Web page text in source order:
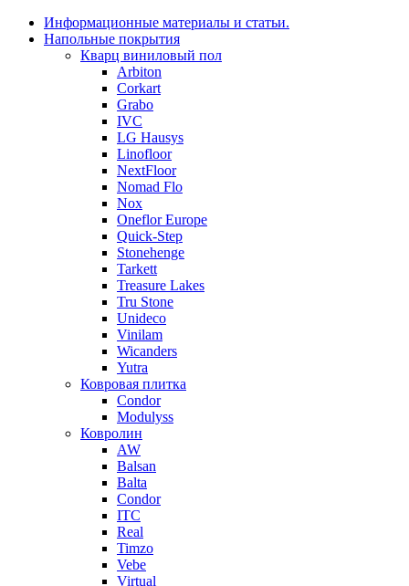
Информационные материалы и статьи.
Напольные покрытия
Кварц виниловый пол
Arbiton
Corkart
Grabo
IVC
LG Hausys
Linofloor
NextFloor
Nomad Flo
Nox
Oneflor Europe
Quick-Step
Stonehenge
Tarkett
Treasure Lakes
Tru Stone
Unideco
Vinilam
Wicanders
Yutra
Ковровая плитка
Condor
Modulyss
Ковролин
AW
Balsan
Balta
Condor
ITC
Real
Timzo
Vebe
Virtual